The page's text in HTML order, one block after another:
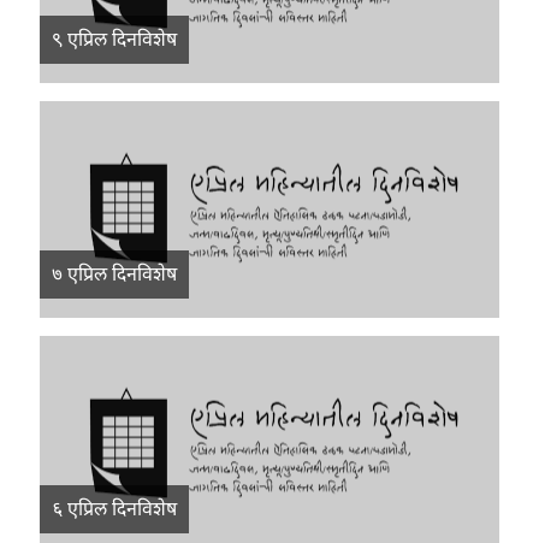
९ एप्रिल दिनविशेष
७ एप्रिल दिनविशेष
६ एप्रिल दिनविशेष